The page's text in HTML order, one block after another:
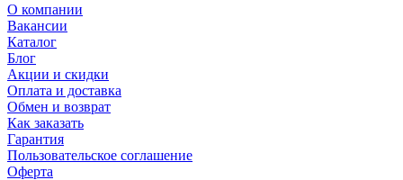
О компании
Вакансии
Каталог
Блог
Акции и скидки
Оплата и доставка
Обмен и возврат
Как заказать
Гарантия
Пользовательское соглашение
Оферта